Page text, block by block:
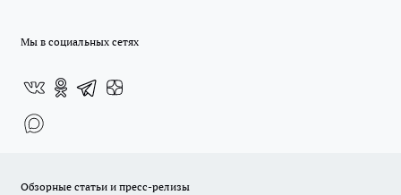
Мы в социальных сетях
Обзорные статьи и пресс-релизы